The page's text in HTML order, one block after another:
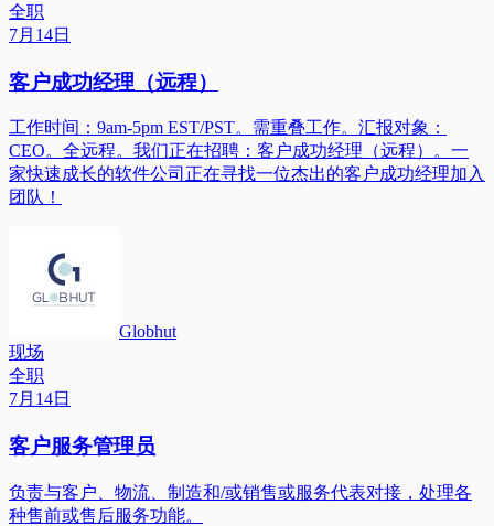
全职
7月14日
客户成功经理（远程）
工作时间：9am-5pm EST/PST。需重叠工作。汇报对象：
CEO。全远程。我们正在招聘：客户成功经理（远程）。一
家快速成长的软件公司正在寻找一位杰出的客户成功经理加入
团队！
Globhut
现场
全职
7月14日
客户服务管理员
负责与客户、物流、制造和/或销售或服务代表对接，处理各
种售前或售后服务功能。